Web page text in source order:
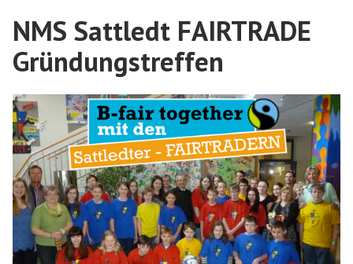
NMS Sattledt FAIRTRADE
Gründungstreffen